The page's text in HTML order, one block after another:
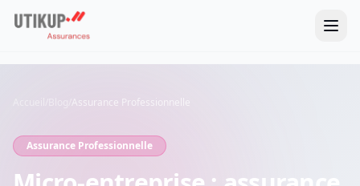
Assurance Professionnelle
Assurance Professionnelle